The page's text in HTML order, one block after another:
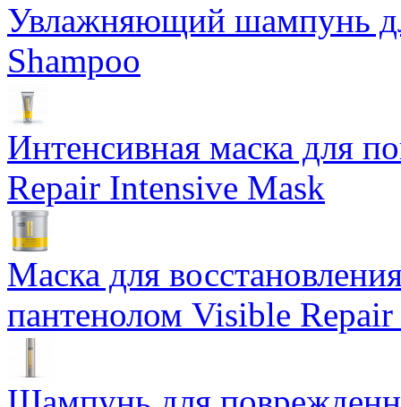
Увлажняющий шампунь
Shampoo
Интенсивная маска для
Repair Intensive Mask
Маска для
пантенолом Visible Repair